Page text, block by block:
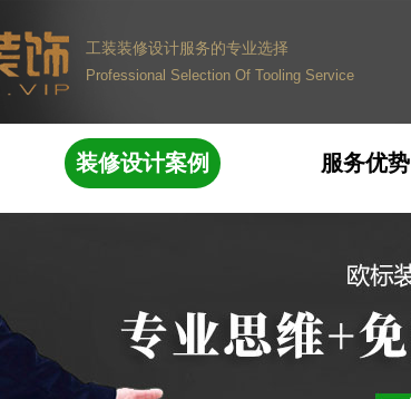
工装装修设计服务的专业选择
Professional Selection Of Tooling Service
装修设计案例 服务优势